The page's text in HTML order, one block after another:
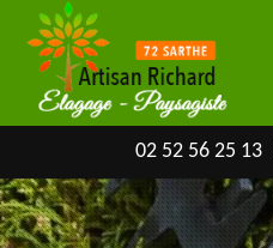
02 52 56 25 13